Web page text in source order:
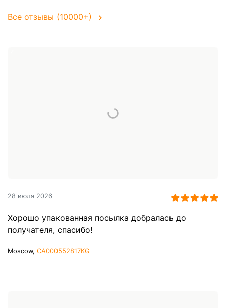
Все отзывы (10000+)
28 июля 2026
Хорошо упакованная посылка добралась до
получателя, спасибо!
Moscow, CA000552817KG